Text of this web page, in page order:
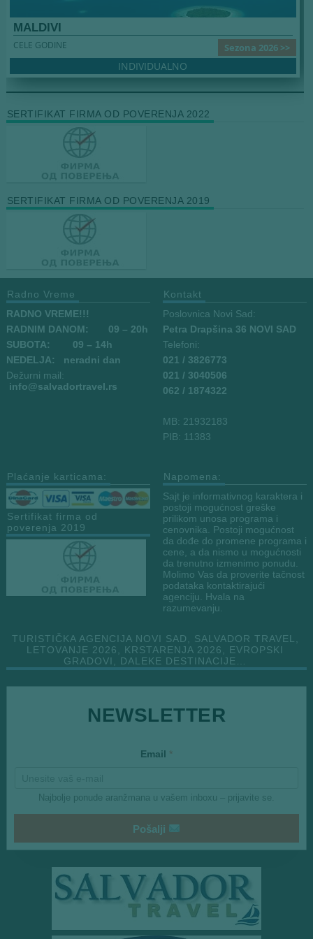
MALDIVI
Sezona 2026 >>
CELE GODINE
INDIVIDUALNO
SERTIFIKAT FIRMA OD POVERENJA 2022
SERTIFIKAT FIRMA OD POVERENJA 2019
Radno Vreme
RADNO VREME!!!
RADNIM DANOM:
09 – 20h
SUBOTA: 09 – 14h
NEDELJA: neradni dan
Dežurni mail:
info@salvadortravel.rs
Kontakt
Poslovnica Novi Sad:
Petra Drapšina 36 NOVI SAD
Telefoni:
021 / 3826773
021 / 3040506
062 / 1874322
MB: 21932183
PIB: 11383
Plaćanje karticama:
Sertifikat firma od
poverenja 2019
Napomena:
Sajt je informativnog karaktera i
postoji mogućnost greške
prilikom unosa programa i
cenovnika. Postoji mogućnost
da dođe do promene programa i
cene, a da nismo u mogućnosti
da trenutno izmenimo ponudu.
Molimo Vas da proverite tačnost
podataka kontaktirajući
agenciju. Hvala na
razumevanju.
TURISTIČKA AGENCIJA NOVI SAD, SALVADOR TRAVEL,
LETOVANJE 2026, KRSTARENJA 2026, EVROPSKI
GRADOVI, DALEKE DESTINACIJE…
NEWSLETTER
*
Email *
Najbolje ponude aranžmana u vašem inboxu – prijavite se.
Pošalji